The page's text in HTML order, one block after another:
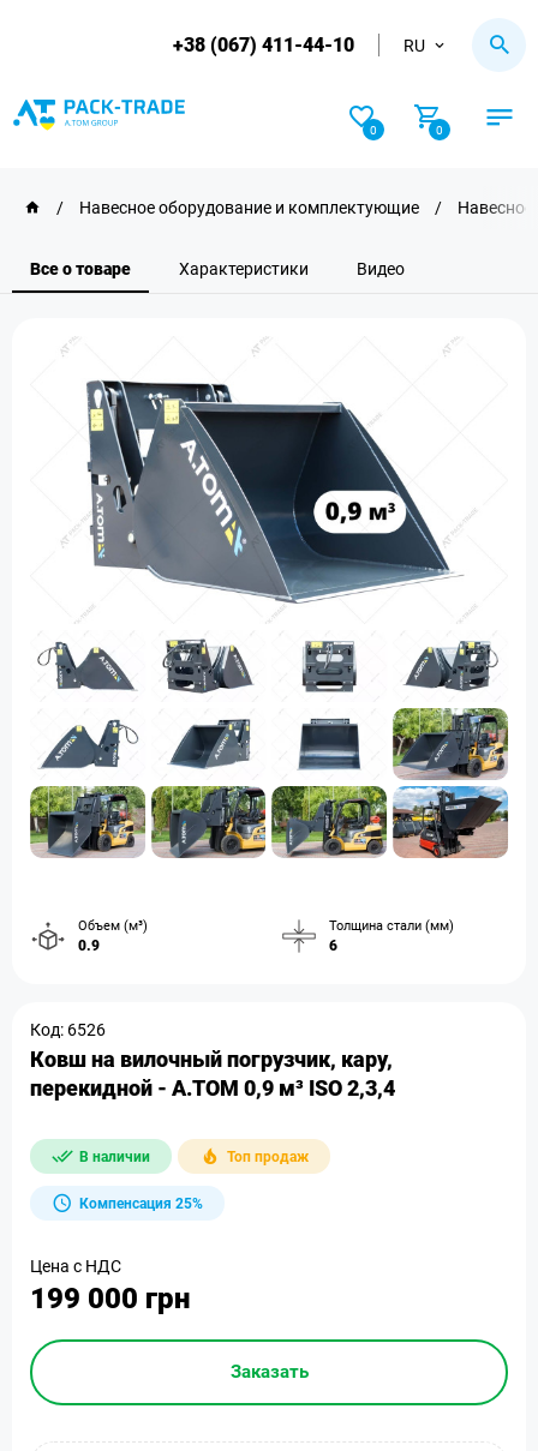
+38 (067) 411-44-10 RU
0 0
/ Навесное оборудование и комплектующие / Навесное
Все о товаре Характеристики Видео
Объем (м³)
0.9
Толщина стали (мм)
6
Код: 6526
Ковш на вилочный погрузчик, кару,
перекидной - А.ТОМ 0,9 м³ ISO 2,3,4
В наличии Топ продаж
Компенсация 25%
Цена с НДС
199 000 грн
Заказать